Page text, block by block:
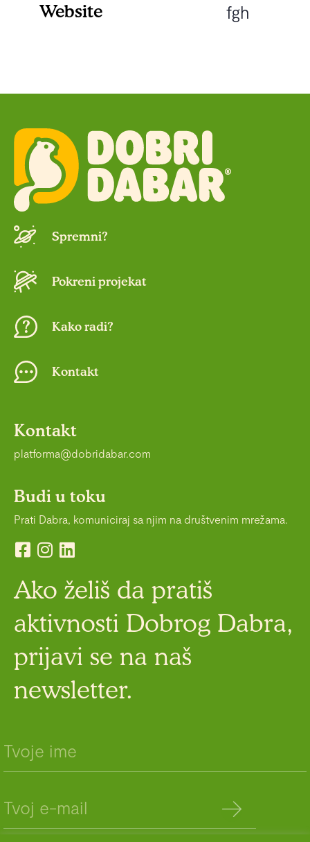
Website fgh
Spremni?
Pokreni projekat
Kako radi?
Kontakt
Kontakt
platforma@dobridabar.com
Budi u toku
Prati Dabra, komuniciraj sa njim na društvenim mrežama.
Ako želiš da pratiš
aktivnosti Dobrog Dabra,
prijavi se na naš
newsletter.